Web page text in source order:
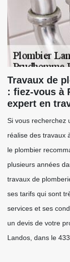
Travaux de
: fiez-vous à
expert en
Si vous recherchez
réalise des travaux
le plombier
plusieurs années
travaux de
ses tarifs qui sont
services et ses
un devis de votre
Landos, dans le